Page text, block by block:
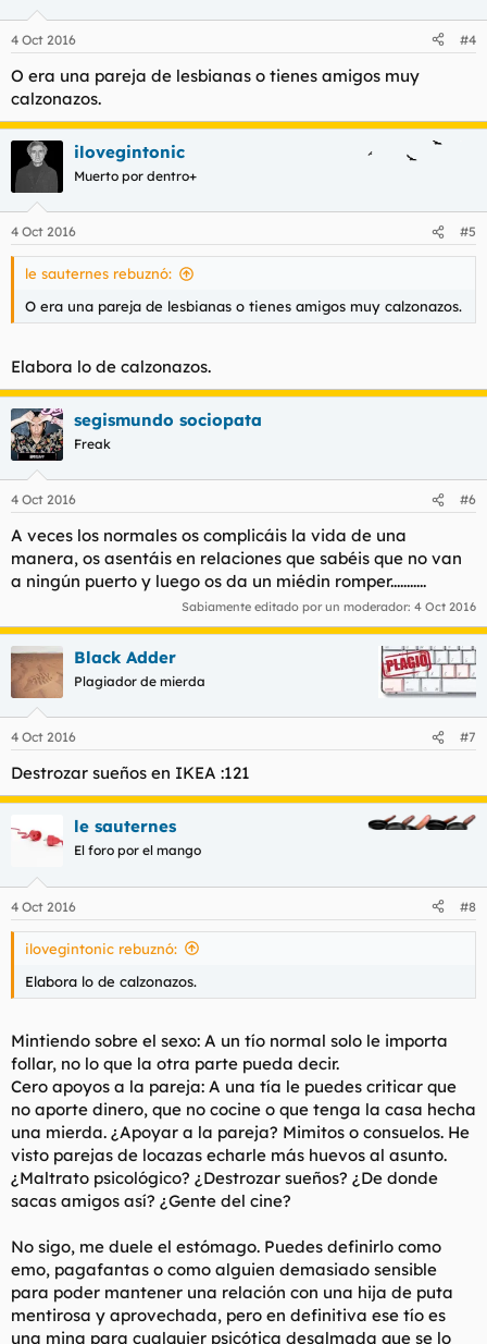
4 Oct 2016 #4
O era una pareja de lesbianas o tienes amigos muy
calzonazos.
ilovegintonic
Muerto por dentro+
4 Oct 2016 #5
le sauternes rebuznó:
O era una pareja de lesbianas o tienes amigos muy calzonazos.
Elabora lo de calzonazos.
segismundo sociopata
Freak
4 Oct 2016 #6
A veces los normales os complicáis la vida de una
manera, os asentáis en relaciones que sabéis que no van
a ningún puerto y luego os da un miédin romper...........
Sabiamente editado por un moderador: 4 Oct 2016
Black Adder
Plagiador de mierda
4 Oct 2016 #7
Destrozar sueños en IKEA :121
le sauternes
El foro por el mango
4 Oct 2016 #8
ilovegintonic rebuznó:
Elabora lo de calzonazos.
Mintiendo sobre el sexo: A un tío normal solo le importa
follar, no lo que la otra parte pueda decir.
Cero apoyos a la pareja: A una tía le puedes criticar que
no aporte dinero, que no cocine o que tenga la casa hecha
una mierda. ¿Apoyar a la pareja? Mimitos o consuelos. He
visto parejas de locazas echarle más huevos al asunto.
¿Maltrato psicológico? ¿Destrozar sueños? ¿De donde
sacas amigos así? ¿Gente del cine?
No sigo, me duele el estómago. Puedes definirlo como
emo, pagafantas o como alguien demasiado sensible
para poder mantener una relación con una hija de puta
mentirosa y aprovechada, pero en definitiva ese tío es
una mina para cualquier psicótica desalmada que se lo